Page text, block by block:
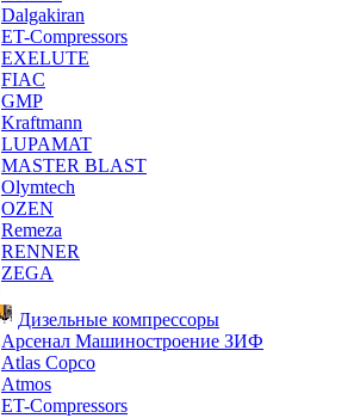
Dalgakiran
ET-Compressors
EXELUTE
FIAC
GMP
Kraftmann
LUPAMAT
MASTER BLAST
Olymtech
OZEN
Remeza
RENNER
ZEGA
Дизельные компрессоры
Арсенал Машиностроение ЗИФ
Atlas Copco
Atmos
ET-Compressors